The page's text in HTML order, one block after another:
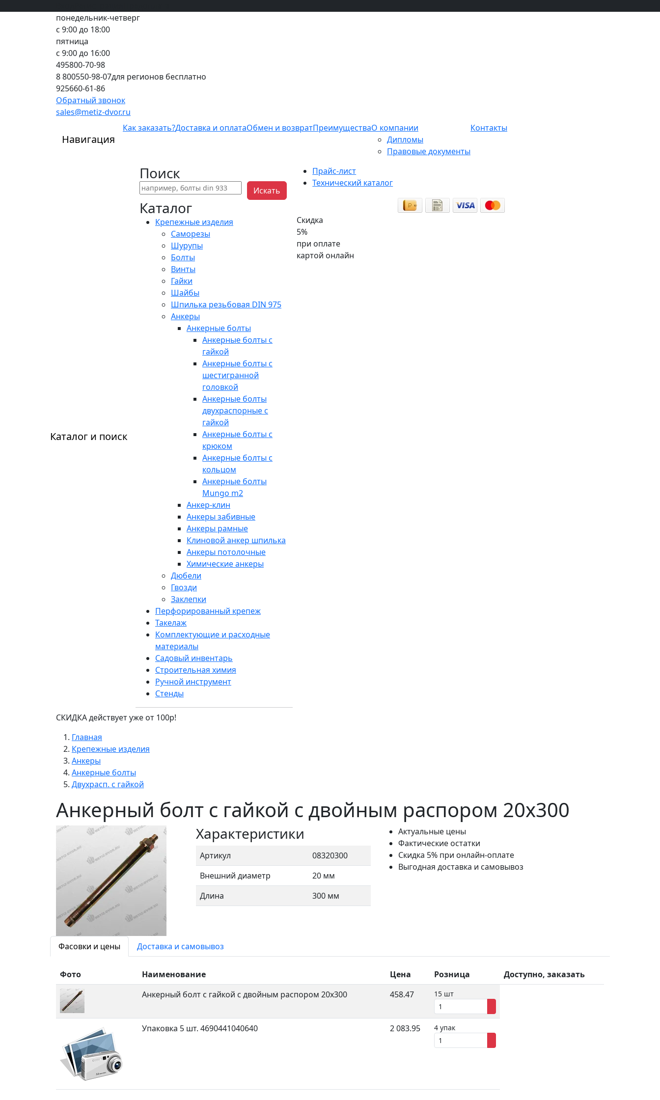
понедельник-четверг
с 9:00 до 18:00
пятница
с 9:00 до 16:00
495800-70-98
8 800550-98-07для регионов бесплатно
925660-61-86
Обратный звонок
sales@metiz-dvor.ru
Навигация
Как заказать?Доставка и оплатаОбмен и возвратПреимуществаО компании
Дипломы
Правовые документы
Контакты
Каталог и поиск
Поиск
Искать
Каталог
Крепежные изделия
Саморезы
Шурупы
Болты
Винты
Гайки
Шайбы
Шпилька резьбовая DIN 975
Анкеры
Анкерные болты
Анкерные болты с
гайкой
Анкерные болты с
шестигранной
головкой
Анкерные болты
двухраспорные с
гайкой
Анкерные болты с
крюком
Анкерные болты с
кольцом
Анкерные болты
Mungo m2
Анкер-клин
Анкеры забивные
Анкеры рамные
Клиновой анкер шпилька
Анкеры потолочные
Химические анкеры
Дюбели
Гвозди
Заклепки
Перфорированный крепеж
Такелаж
Комплектующие и расходные
материалы
Садовый инвентарь
Строительная химия
Ручной инструмент
Стенды
Прайс-лист
Технический каталог
Скидка
5%
при оплате
картой онлайн
СКИДКА действует уже от 100р!
Главная
Крепежные изделия
Анкеры
Анкерные болты
Двухрасп. с гайкой
Анкерный болт с гайкой с двойным распором 20x300
Характеристики
Артикул
08320300
Внешний диаметр
20 мм
Длина
300 мм
Актуальные цены
Фактические остатки
Скидка 5% при онлайн-оплате
Выгодная доставка и самовывоз
Фасовки и цены Доставка и самовывоз
Фото Наименование Цена Розница
Доступно, заказать
Анкерный болт с гайкой с двойным распором 20x300
458.47 15 шт
Упаковка 5 шт. 4690441040640 2 083.95 4 упак